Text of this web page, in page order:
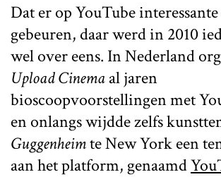
Dat er op YouTube
gebeuren, daar werd in 2010
wel over eens. In Nederland
Upload Cinemaal jaren
bioscoopvoorstellingen met
en onlangs wijdde zelfs
Guggenheimte New York een
aan het platform, genaamd